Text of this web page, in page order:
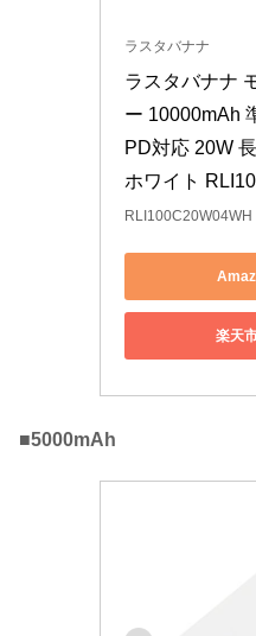
ラスタバナナ
ラスタバナナ
ー 10000mAh
PD対応 20W
ホワイト
RLI100C20W04WH
楽天
■5000mAh